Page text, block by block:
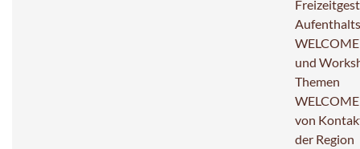
und
Themen
von
der Region